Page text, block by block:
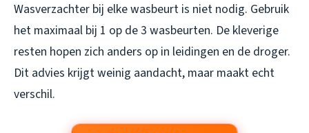
Wasverzachter bij elke wasbeurt is niet nodig. Gebruik
het maximaal bij 1 op de 3 wasbeurten. De kleverige
resten hopen zich anders op in leidingen en de droger.
Dit advies krijgt weinig aandacht, maar maakt echt
verschil.